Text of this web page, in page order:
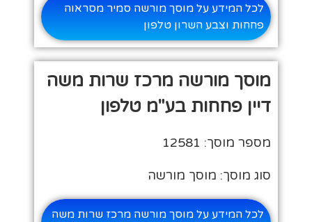
לכל המידע על מוסך מורשה סמיר מסראוה
פחחות וצבע השרון טלפון
מוסך מורשה מרכז שרות משה
דיין פחחות בע"מ טלפון
מספר מוסך: 12581
סוג מוסך: מוסך מורשה
לכל המידע על מוסך מורשה מרכז שרות משה